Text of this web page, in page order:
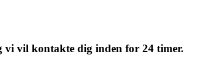
vi vil kontakte dig inden for 24 timer.